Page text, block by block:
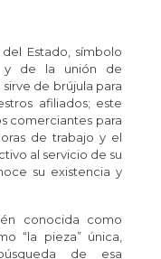
Estado, símbolo
y de la unión de
de brújula para
afiliados; este
comerciantes para
de trabajo y el
al servicio de su
su existencia y
conocida como
“la pieza” única,
de esa